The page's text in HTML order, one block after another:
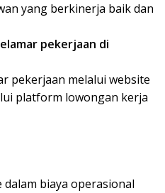
yang berkinerja baik dan
pekerjaan di
pekerjaan melalui website
platform lowongan kerja
biaya operasional